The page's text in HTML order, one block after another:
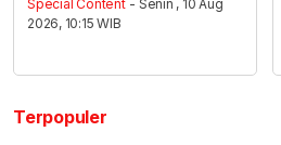
Special Content - Senin , 10 Aug
2026, 10:15 WIB
Terpopuler